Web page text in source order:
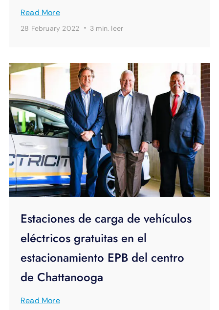
Read More
28 February 2022 · 3 min. leer
Estaciones de carga de vehículos
eléctricos gratuitas en el
estacionamiento EPB del centro
de Chattanooga
Read More